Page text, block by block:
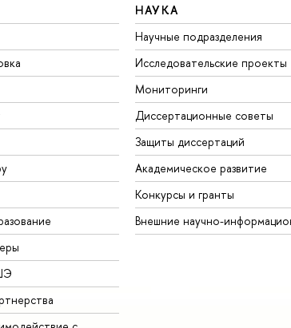
НАУКА
Научные подразделения
Исследовательские проекты
Мониторинги
Диссертационные советы
Защиты диссертаций
Академическое развитие
Конкурсы и гранты
Внешние научно-